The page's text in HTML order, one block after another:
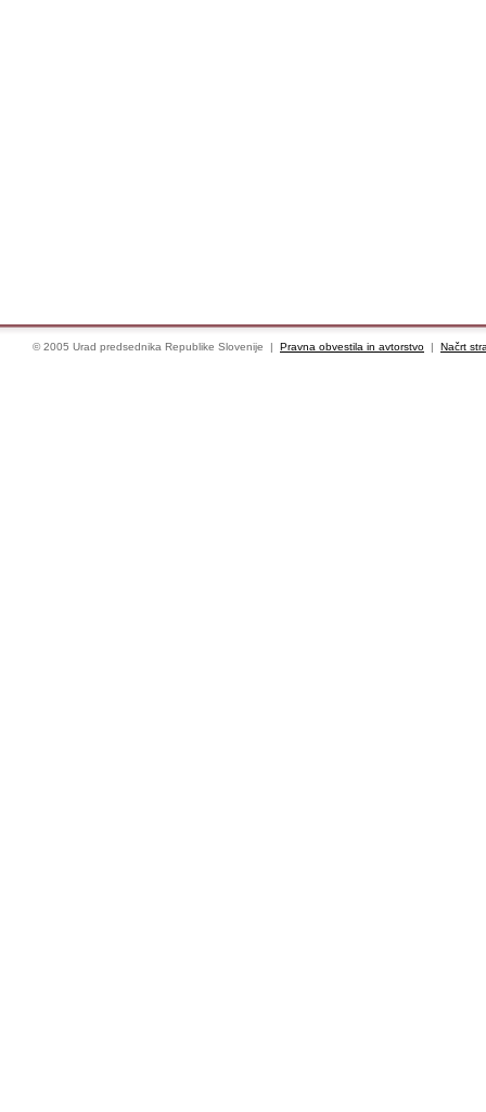
© 2005 Urad predsednika Republike Slovenije | Pravna obvestila in avtorstvo | Načrt